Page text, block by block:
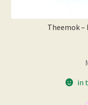
Theemok –
in